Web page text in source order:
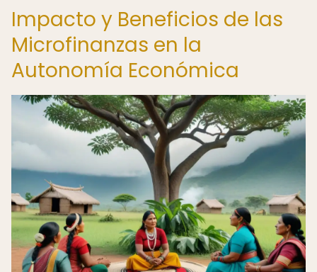
Impacto y Beneficios de las
Microfinanzas en la
Autonomía Económica